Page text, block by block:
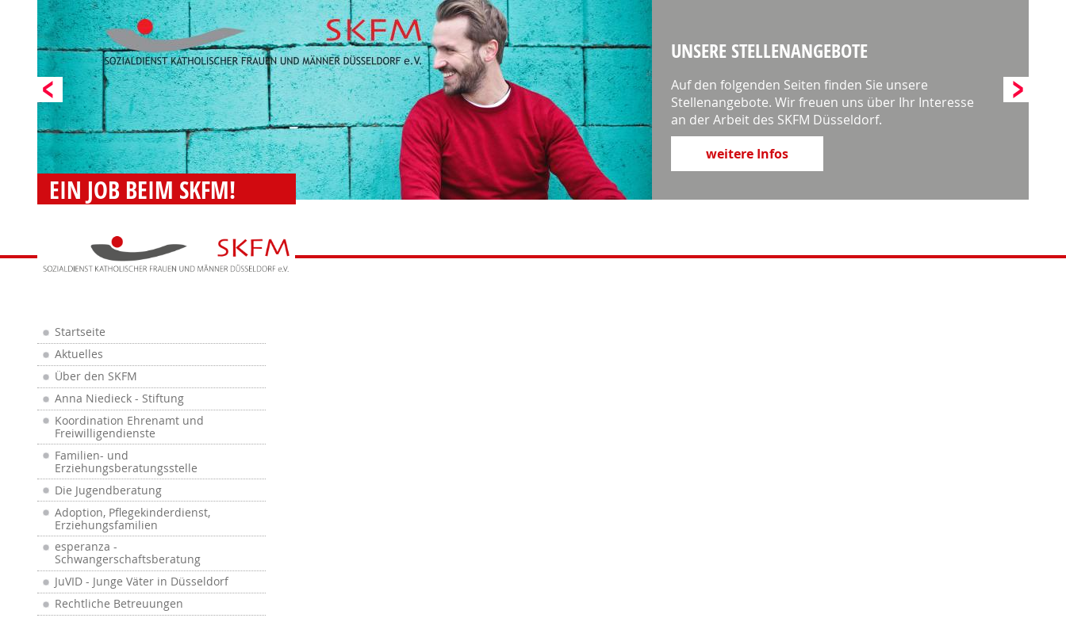
EIN JOB BEIM SKFM!
UNSERE STELLENANGEBOTE
Auf den folgenden Seiten finden Sie unsere
Stellenangebote. Wir freuen uns über Ihr Interesse
an der Arbeit des SKFM Düsseldorf.
weitere Infos
Startseite
Aktuelles
Über den SKFM
Anna Niedieck - Stiftung
Koordination Ehrenamt und
Freiwilligendienste
Familien- und
Erziehungsberatungsstelle
Die Jugendberatung
Adoption, Pflegekinderdienst,
Erziehungsfamilien
esperanza -
Schwangerschaftsberatung
JuVID - Junge Väter in Düsseldorf
Rechtliche Betreuungen